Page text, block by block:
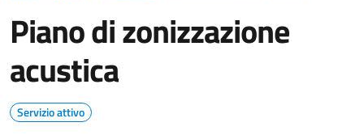
Piano di zonizzazione
acustica
Servizio attivo